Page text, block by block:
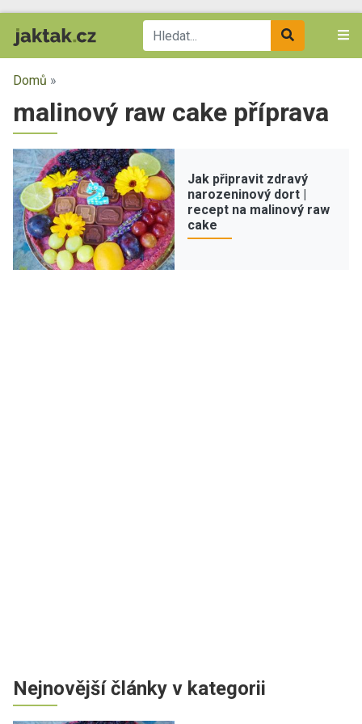
Domů »
malinový raw cake příprava
Jak připravit zdravý
narozeninový dort |
recept na malinový raw
cake
Nejnovější články v kategorii